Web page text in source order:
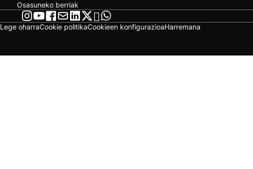
Osasuneko berriak
Lege oharraCookie politikaCookieen konfigurazioaHarremana